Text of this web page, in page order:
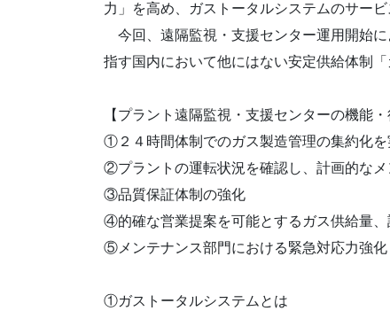
力」を高め、ガストータルシステムのサービ
今回、遠隔監視・支援センター運用開始
指す国内において他にはない安定供給体制
【プラント遠隔監視・支援センターの機能・
①２４時間体制でのガス製造管理の集約化を
②プラントの運転状況を確認し、計画的なメ
③品質保証体制の強化
④的確な営業提案を可能とするガス供給量
⑤メンテナンス部門における緊急対応力強化
①ガストータルシステムとは